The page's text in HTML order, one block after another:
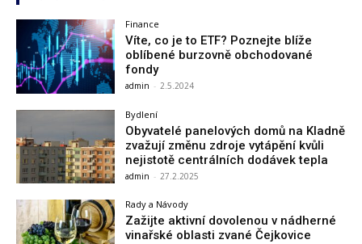
Finance
Víte, co je to ETF? Poznejte blíže
oblíbené burzovně obchodované
fondy
admin - 2.5.2024
Bydlení
Obyvatelé panelových domů na Kladně
zvažují změnu zdroje vytápění kvůli
nejistotě centrálních dodávek tepla
admin - 27.2.2025
Rady a Návody
Zažijte aktivní dovolenou v nádherné
vinařské oblasti zvané Čejkovice